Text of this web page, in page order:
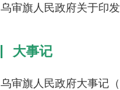
乌审旗人民政府关于印
大事记
乌审旗人民政府大事记（